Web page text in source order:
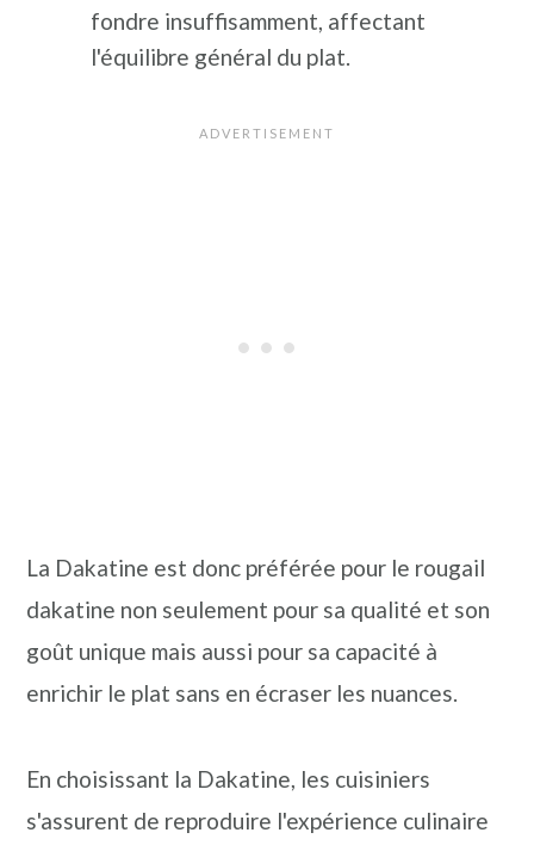
fondre insuffisamment, affectant
l'équilibre général du plat.
La Dakatine est donc préférée pour le rougail
dakatine non seulement pour sa qualité et son
goût unique mais aussi pour sa capacité à
enrichir le plat sans en écraser les nuances.
En choisissant la Dakatine, les cuisiniers
s'assurent de reproduire l'expérience culinaire